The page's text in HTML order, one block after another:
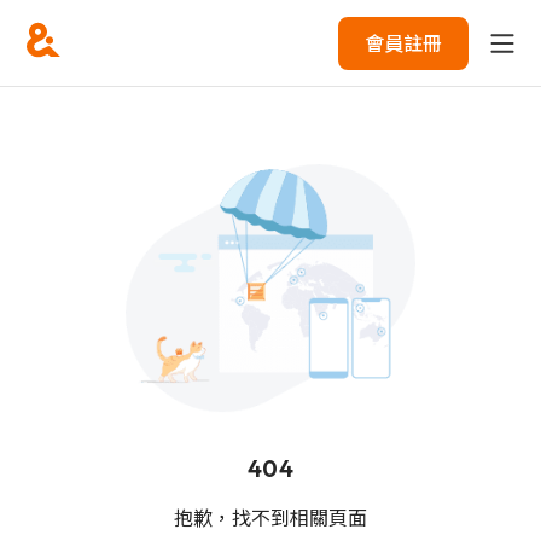
會員註冊
404
抱歉，找不到相關頁面